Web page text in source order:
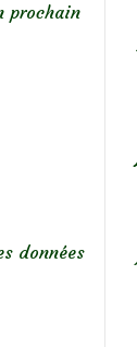
prochain
données